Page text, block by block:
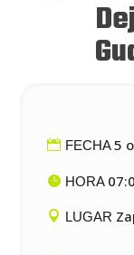
FECHA5
HORA
LUGAR